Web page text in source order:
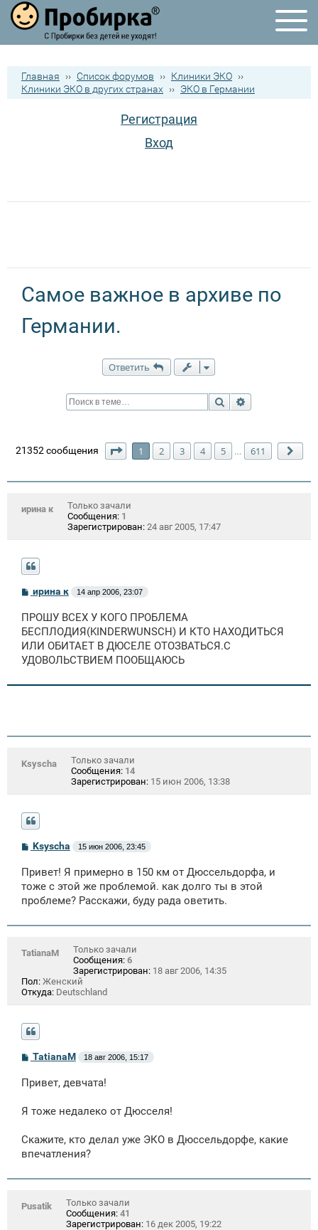
Главная ›› Список форумов ›› Клиники ЭКО ››
Клиники ЭКО в других странах
›› ЭКО в Германии
Регистрация
Вход
Самое важное в архиве по
Германии.
Ответить
Поиск
21352 сообщения Страница из 611
1 2 3 4 5 … 611
ирина к
Только зачали
Сообщения: 1
Зарегистрирован: 24 авг 2005, 17:47
С
б
щ
е
н
и
ирина к 14 апр 2006, 23:07
ПРОШУ ВСЕХ У КОГО ПРОБЛЕМА
БЕСПЛОДИЯ(KINDERWUNSCH) И КТО НАХОДИТЬСЯ
ИЛИ ОБИТАЕТ В ДЮСЕЛЕ ОТОЗВАТЬСЯ.С
УДОВОЛЬСТВИЕМ ПООБЩАЮСЬ
Ksyscha
Только зачали
Сообщения: 14
Зарегистрирован: 15 июн 2006, 13:38
С
б
щ
н
е
Ksyscha 15 июн 2006, 23:45
Привет! Я примерно в 150 км от Дюссельдорфа, и
тоже с этой же проблемой. как долго ты в этой
проблеме? Расскажи, буду рада оветить.
TatianaM
Только зачали
Сообщения: 6
Зарегистрирован: 18 авг 2006, 14:35
Пол: Женский
Откуда: Deutschland
С
б
н
TatianaM 18 авг 2006, 15:17
Привет, девчата!
Я тоже недалеко от Дюсселя!
Скажите, кто делал уже ЭКО в Дюссельдорфе, какие
впечатления?
Pusatik
Только зачали
Сообщения: 41
Зарегистрирован: 16 дек 2005, 19:22